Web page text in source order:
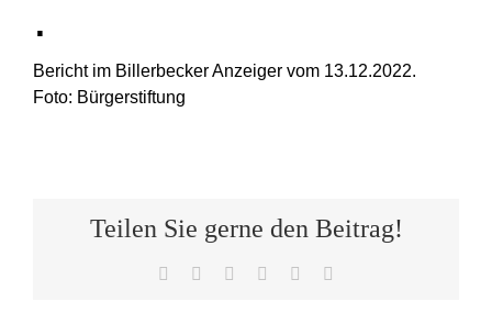
.
Bericht im Billerbecker Anzeiger vom 13.12.2022.
Foto: Bürgerstiftung
Teilen Sie gerne den Beitrag!
Facebook WhatsAppTelegramPinterest